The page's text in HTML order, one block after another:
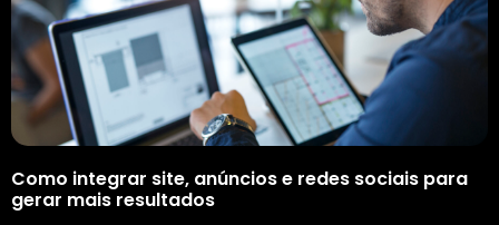
Como integrar site, anúncios e redes sociais para
gerar mais resultados